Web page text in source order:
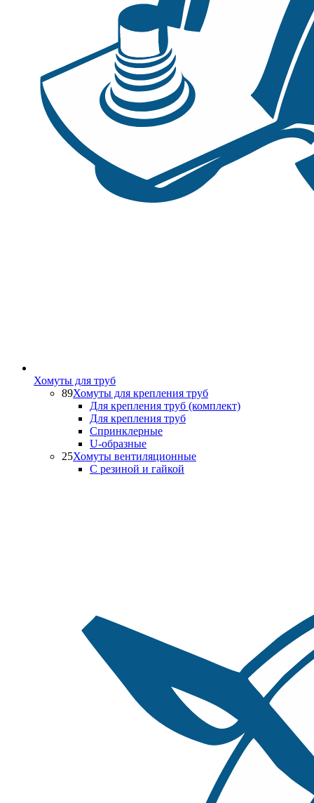
Хомуты для труб
89Хомуты для крепления труб
Для крепления труб (комплект)
Для крепления труб
Спринклерные
U-образные
25Хомуты вентиляционные
С резиной и гайкой